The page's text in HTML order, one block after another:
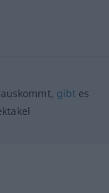
gibtes